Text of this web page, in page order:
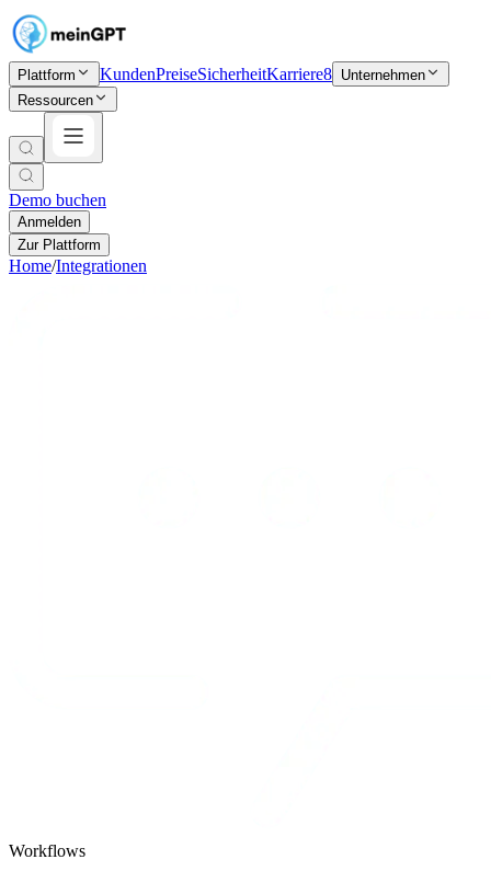
Plattform KundenPreiseSicherheitKarriere8 Unternehmen
Ressourcen
Demo buchen
Anmelden
Zur Plattform
Home/Integrationen
Workflows